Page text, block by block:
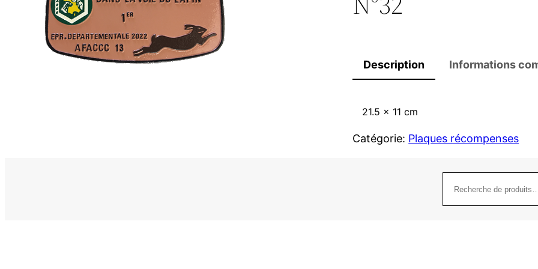
Description Informations
21.5 x 11 cm
Catégorie: Plaques récompenses